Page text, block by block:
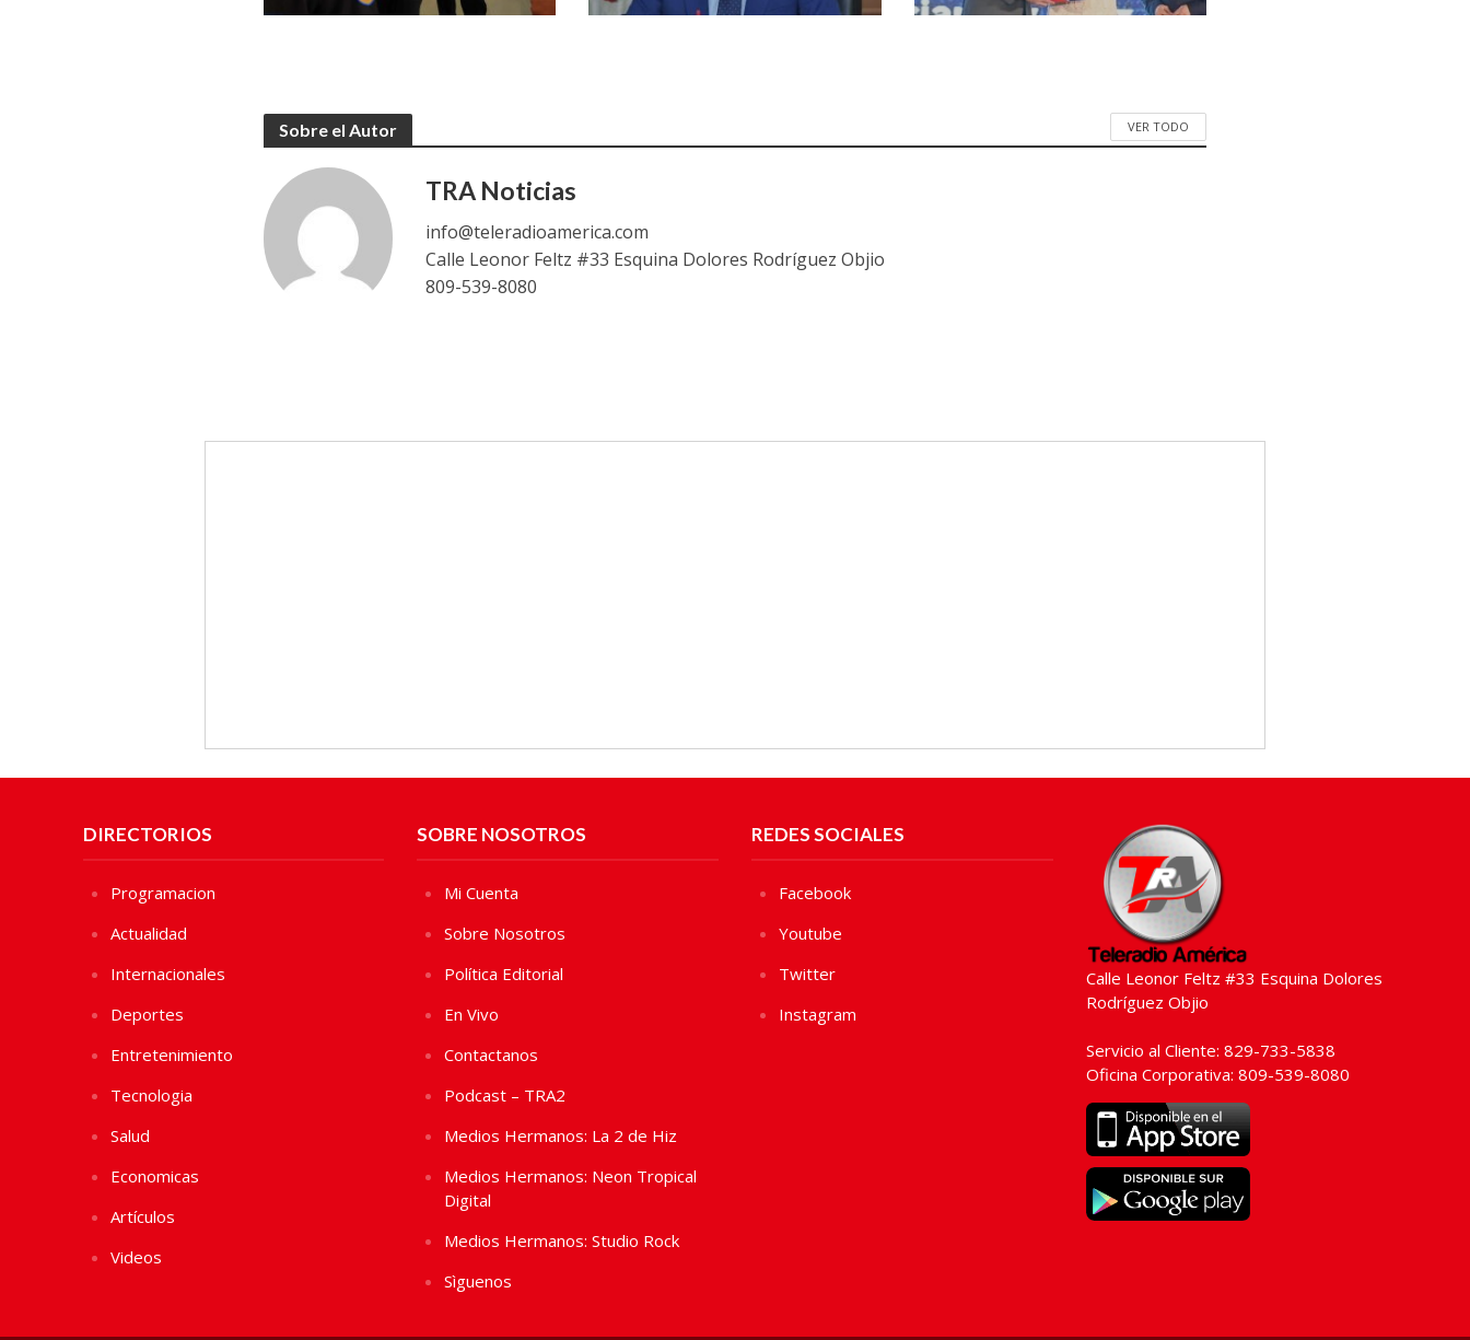
Sobre el Autor VER TODO
TRA Noticias
info@teleradioamerica.com
Calle Leonor Feltz #33 Esquina Dolores Rodríguez Objio
809-539-8080
DIRECTORIOS
Programacion
Actualidad
Internacionales
Deportes
Entretenimiento
Tecnologia
Salud
Economicas
Artículos
Videos
SOBRE NOSOTROS
Mi Cuenta
Sobre Nosotros
Política Editorial
En Vivo
Contactanos
Podcast – TRA2
Medios Hermanos: La 2 de Hiz
Medios Hermanos: Neon Tropical
Digital
Medios Hermanos: Studio Rock
Sìguenos
REDES SOCIALES
Facebook
Youtube
Twitter
Instagram
Calle Leonor Feltz #33 Esquina Dolores
Rodríguez Objio
Servicio al Cliente: 829-733-5838
Oficina Corporativa: 809-539-8080